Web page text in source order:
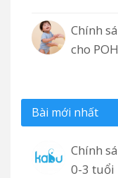
Chính
cho
Bài mới nhất
Chính
0-3 tuổi